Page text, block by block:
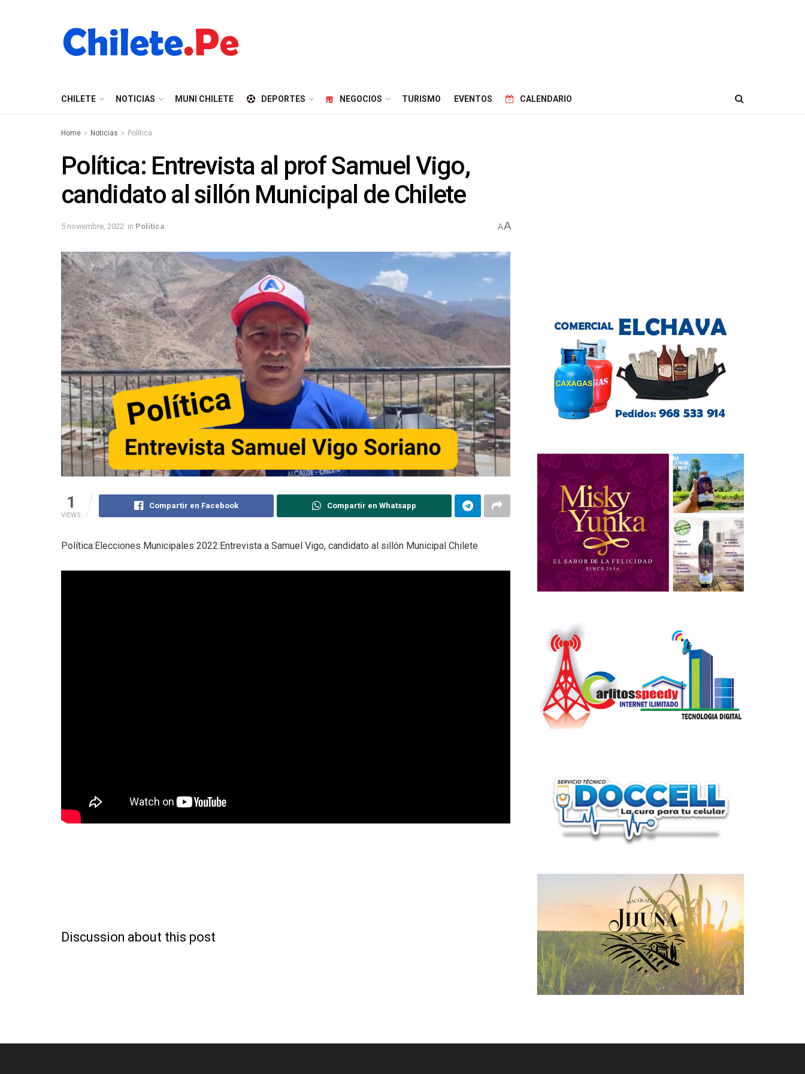
CHILETE NOTICIAS MUNI CHILETE DEPORTES NEGOCIOS TURISMO EVENTOS CALENDARIO
Home Noticias Política
Política: Entrevista al prof Samuel Vigo,
candidato al sillón Municipal de Chilete
5 noviembre, 2022 in Política AA
1
VIEWS
Compartir en Facebook Compartir en Whatsapp
Política:Elecciones Municipales 2022:Entrevista a Samuel Vigo, candidato al sillón Municipal Chilete
Discussion about this post